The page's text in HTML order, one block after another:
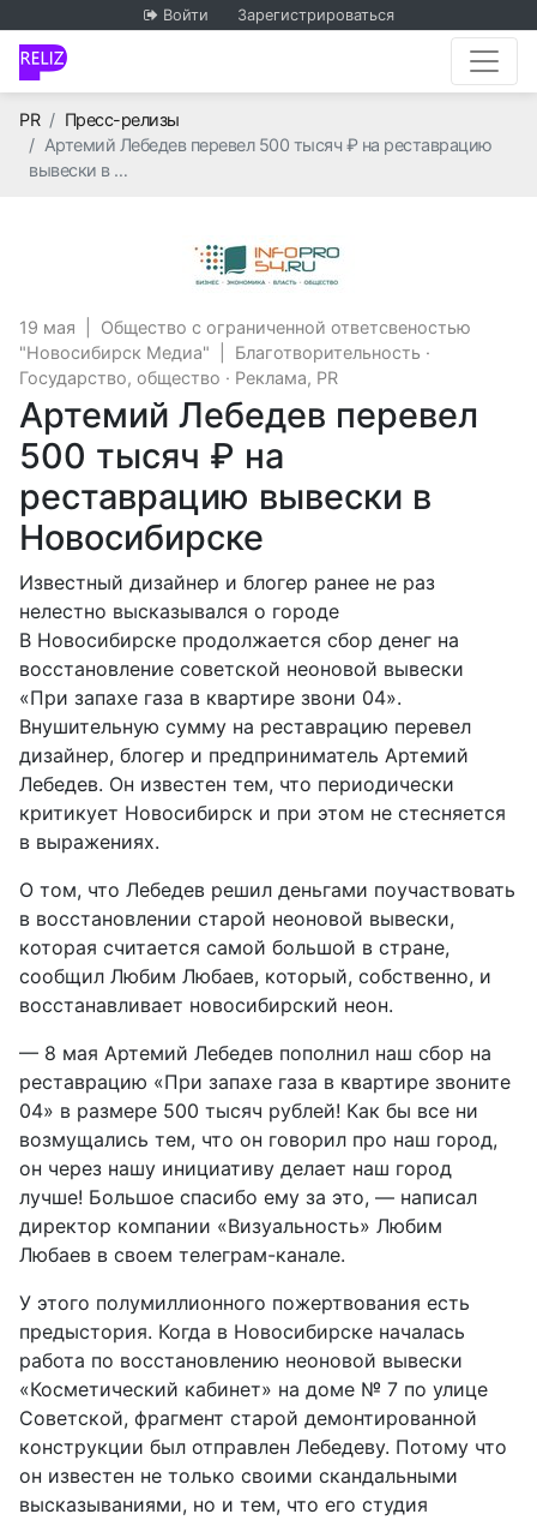
Войти Зарегистрироваться
PRГлавная
Пресс-релизы
Артемий Лебедев перевел 500 тысяч ₽ на реставрацию
вывески в …
19 мая
Общество с ограниченной ответсвеностью
"Новосибирск Медиа"
Благотворительность ·
Государство, общество · Реклама, PR
Артемий Лебедев перевел
500 тысяч ₽ на
реставрацию вывески в
Новосибирске
Известный дизайнер и блогер ранее не раз
нелестно высказывался о городе
В Новосибирске продолжается сбор денег на
восстановление советской неоновой вывески
«При запахе газа в квартире звони 04».
Внушительную сумму на реставрацию перевел
дизайнер, блогер и предприниматель Артемий
Лебедев. Он известен тем, что периодически
критикует Новосибирск и при этом не стесняется
в выражениях.
О том, что Лебедев решил деньгами поучаствовать
в восстановлении старой неоновой вывески,
которая считается самой большой в стране,
сообщил Любим Любаев, который, собственно, и
восстанавливает новосибирский неон.
— 8 мая Артемий Лебедев пополнил наш сбор на
реставрацию «При запахе газа в квартире звоните
04» в размере 500 тысяч рублей! Как бы все ни
возмущались тем, что он говорил про наш город,
он через нашу инициативу делает наш город
лучше! Большое спасибо ему за это, — написал
директор компании «Визуальность» Любим
Любаев в своем телеграм-канале.
У этого полумиллионного пожертвования есть
предыстория. Когда в Новосибирске началась
работа по восстановлению неоновой вывески
«Косметический кабинет» на доме № 7 по улице
Советской, фрагмент старой демонтированной
конструкции был отправлен Лебедеву. Потому что
он известен не только своими скандальными
высказываниями, но и тем, что его студия